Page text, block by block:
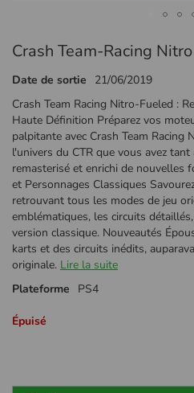
au
de
la
Galerie
d’images
Crash Team-Racing
Date de sortie
21/06/2019
Crash Team Racing Nitro-Fueled :
Haute Définition Préparez vos
palpitante avec Crash Team Racing
l'univers du CTR que vous avez
remasterisé et enrichi de nouvelles
et Personnages Classiques
retrouvant tous les modes de jeu
emblématiques, les circuits
version classique. Nouveautés
karts et des circuits inédits,
originale. Lire la suite
Plateforme
PS4
Épuisé